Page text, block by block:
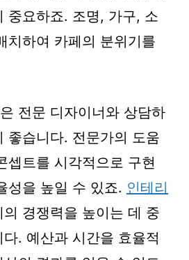
중요하죠. 조명, 가구, 소
치하여 카페의 분위기를
전문 디자이너와 상담하
좋습니다. 전문가의 도움
셉트를 시각적으로 구현
성을 높일 수 있죠. 인테리
경쟁력을 높이는 데 중
. 예산과 시간을 효율적